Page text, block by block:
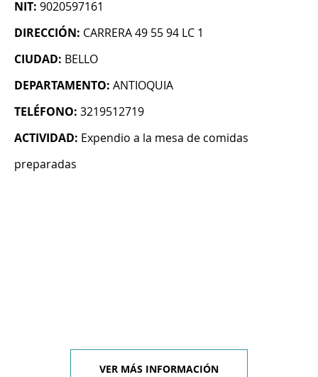
NIT: 9020597161
DIRECCIÓN: CARRERA 49 55 94 LC 1
CIUDAD: BELLO
DEPARTAMENTO: ANTIOQUIA
TELÉFONO: 3219512719
ACTIVIDAD: Expendio a la mesa de comidas
preparadas
VER MÁS INFORMACIÓN